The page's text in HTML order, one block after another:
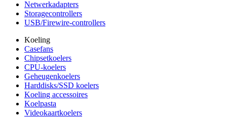
Netwerkadapters
Storagecontrollers
USB/Firewire-controllers
Koeling
Casefans
Chipsetkoelers
CPU-koelers
Geheugenkoelers
Harddisks/SSD koelers
Koeling accessoires
Koelpasta
Videokaartkoelers